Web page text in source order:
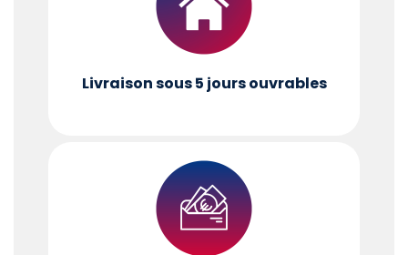
Livraison sous 5 jours ouvrables